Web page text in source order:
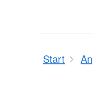
Start